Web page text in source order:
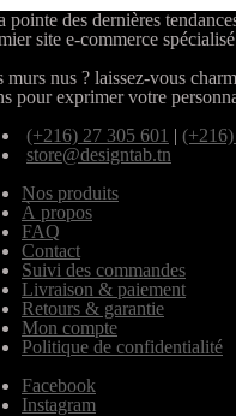
pointe des dernières
site e-commerce
murs nus ? laissez-vous
pour exprimer votre
(+216) 27 305 601 |
store@designtab.tn
Nos produits
À propos
FAQ
Contact
Suivi des commandes
Livraison & paiement
Retours & garantie
Mon compte
Politique de confidentialité
Facebook
Instagram